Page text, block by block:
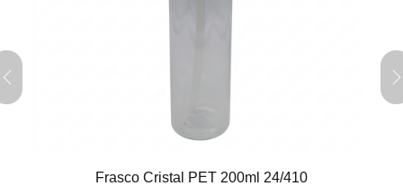
Frasco Cristal PET 200ml 24/410